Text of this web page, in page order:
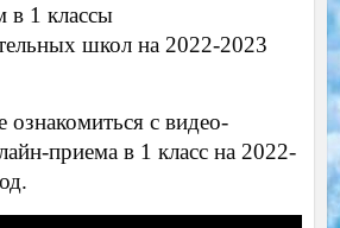
в 1 классы
школ на 2022-2023
с видео-
приема в 1 класс на 2022-